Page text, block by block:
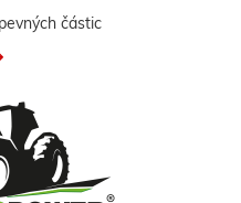
částic